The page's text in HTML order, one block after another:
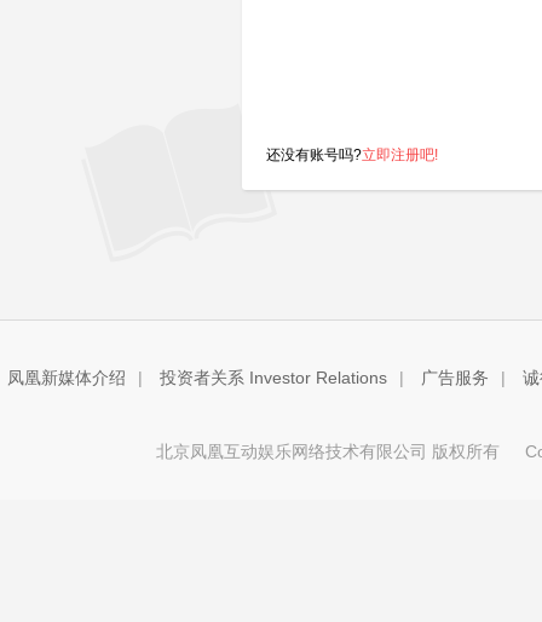
还没有账号吗?立即注册吧!
凤凰新媒体介绍 | 投资者关系 Investor Relations | 广告服务 |
北京凤凰互动娱乐网络技术有限公司 版权所有